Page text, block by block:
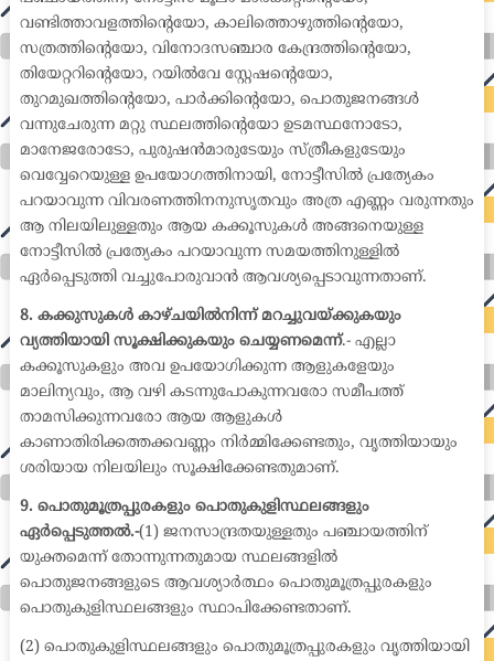
വണ്ടിത്താവളത്തിന്റെയോ, കാലിത്തൊഴുത്തിന്റെയോ,
സത്രത്തിന്റെയോ, വിനോദസഞ്ചാര കേന്ദ്രത്തിന്റെയോ,
തിയേറ്ററിന്റെയോ, റയിൽവേ സ്റ്റേഷന്റെയോ,
തുറമുഖത്തിന്റെയോ, പാർക്കിന്റെയോ, പൊതുജനങ്ങൾ
വന്നുചേരുന്ന മറ്റു സ്ഥലത്തിന്റെയോ ഉടമസ്ഥനോടോ,
മാനേജരോടോ, പുരുഷൻമാരുടേയും സ്ത്രീകളുടേയും
വെവ്വേറെയുള്ള ഉപയോഗത്തിനായി, നോട്ടീസിൽ പ്രത്യേകം
പറയാവുന്ന വിവരണത്തിനനുസൃതവും അത്ര എണ്ണം വരുന്നതും
ആ നിലയിലുള്ളതും ആയ കക്കൂസുകൾ അങ്ങനെയുള്ള
നോട്ടീസിൽ പ്രത്യേകം പറയാവുന്ന സമയത്തിനുള്ളിൽ
ഏർപ്പെടുത്തി വച്ചുപോരുവാൻ ആവശ്യപ്പെടാവുന്നതാണ്.
8. കക്കുസുകൾ കാഴ്ചയിൽനിന്ന് മറച്ചുവയ്ക്കുകയും
വ്യത്തിയായി സൂക്ഷിക്കുകയും ചെയ്യണമെന്ന്.- എല്ലാ
കക്കൂസുകളും അവ ഉപയോഗിക്കുന്ന ആളുകളേയും
മാലിന്യവും, ആ വഴി കടന്നുപോകുന്നവരോ സമീപത്ത്
താമസിക്കുന്നവരോ ആയ ആളുകൾ
കാണാതിരിക്കത്തക്കവണ്ണം നിർമ്മിക്കേണ്ടതും, വൃത്തിയായും
ശരിയായ നിലയിലും സൂക്ഷിക്കേണ്ടതുമാണ്.
9. പൊതുമൂത്രപ്പുരകളും പൊതുകുളിസ്ഥലങ്ങളും
ഏർപ്പെടുത്തൽ.-(1) ജനസാന്ദ്രതയുള്ളതും പഞ്ചായത്തിന്
യുക്തമെന്ന് തോന്നുന്നതുമായ സ്ഥലങ്ങളിൽ
പൊതുജനങ്ങളുടെ ആവശ്യാർത്ഥം പൊതുമൂത്രപ്പുരകളും
പൊതുകുളിസ്ഥലങ്ങളും സ്ഥാപിക്കേണ്ടതാണ്.
(2) പൊതുകുളിസ്ഥലങ്ങളും പൊതുമൂത്രപ്പുരകളും വൃത്തിയായി